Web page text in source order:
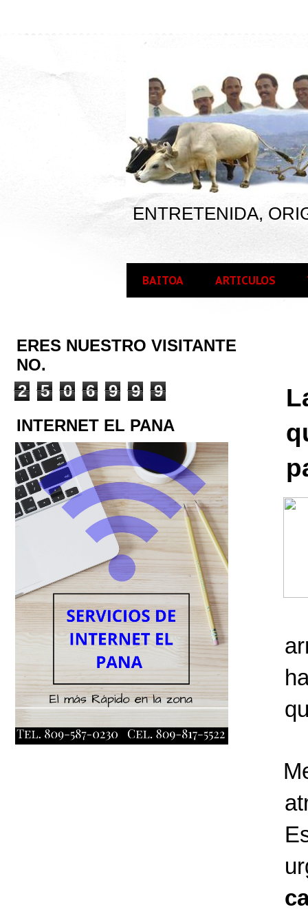
ENTRETENIDA,
BAITOA ARTICULOS
ERES NUESTRO VISITANTE
NO.
2
5 0 6 9 9
9
INTERNET EL PANA